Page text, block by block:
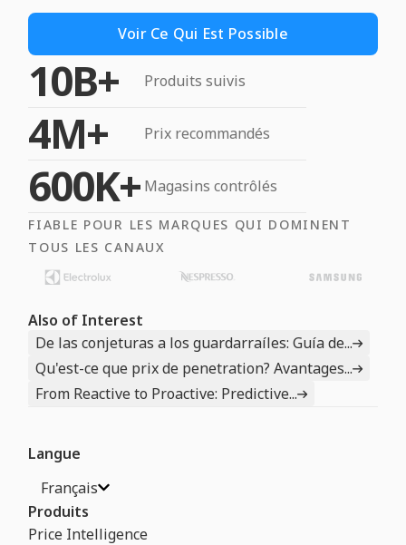
Voir Ce Qui Est Possible
10B+ Produits suivis
4M+ Prix recommandés
600K+ Magasins contrôlés
FIABLE POUR LES MARQUES QUI DOMINENT
TOUS LES CANAUX
Also of Interest
De las conjeturas a los guardarraíles: Guía de...
Qu'est-ce que prix de penetration? Avantages...
From Reactive to Proactive: Predictive...
Langue
Français
Produits
Price Intelligence